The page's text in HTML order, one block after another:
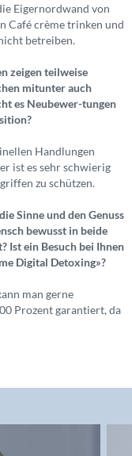
Eigernordwand von
Café crème trinken und
betreiben.
zeigen teilweise
mitunter auch
es Neubewer-tungen
Handlungen
ist es sehr schwierig
zu schützen.
Sinne und den Genuss
bewusst in beide
Ist ein Besuch bei Ihnen
Digital Detoxing»?
man gerne
Prozent garantiert, da